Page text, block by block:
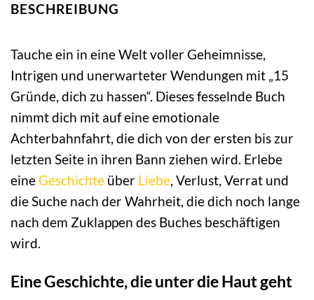
BESCHREIBUNG
Tauche ein in eine Welt voller Geheimnisse,
Intrigen und unerwarteter Wendungen mit „15
Gründe, dich zu hassen“. Dieses fesselnde Buch
nimmt dich mit auf eine emotionale
Achterbahnfahrt, die dich von der ersten bis zur
letzten Seite in ihren Bann ziehen wird. Erlebe
eineGeschichte über Liebe , Verlust, Verrat und
die Suche nach der Wahrheit, die dich noch lange
nach dem Zuklappen des Buches beschäftigen
wird.
Eine Geschichte, die unter die Haut geht